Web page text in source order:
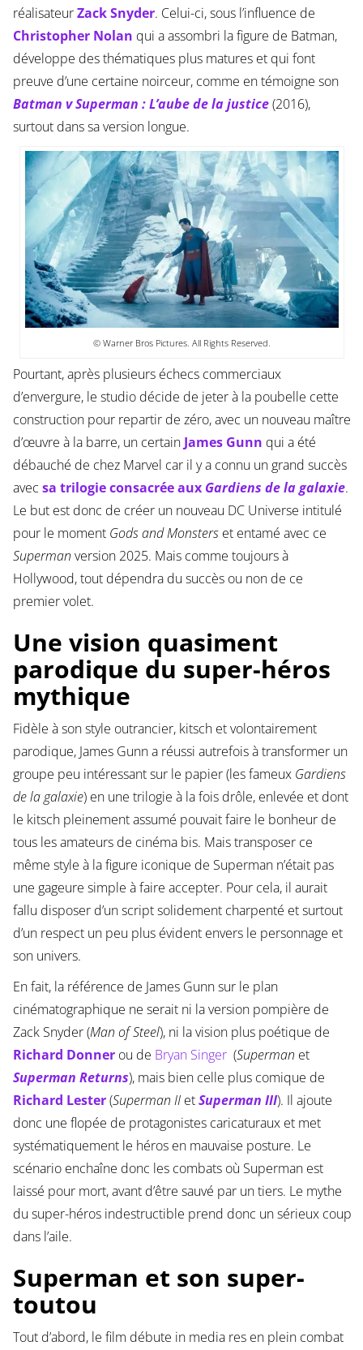
réalisateurZack Snyder. Celui-ci, sous l’influence de
Christopher Nolan qui a assombri la figure de Batman,
développe des thématiques plus matures et qui font
preuve d’une certaine noirceur, comme en témoigne son
Batman v Superman : L’aube de la justice(2016),
surtout dans sa version longue.
© Warner Bros Pictures. All Rights Reserved.
Pourtant, après plusieurs échecs commerciaux
d’envergure, le studio décide de jeter à la poubelle cette
construction pour repartir de zéro, avec un nouveau maître
d’œuvre à la barre, un certain James Gunn qui a été
débauché de chez Marvel car il y a connu un grand succès
avec sa trilogie consacrée aux Gardiens de la galaxie.
Le but est donc de créer un nouveau DC Universe intitulé
pour le moment Gods and Monsterset entamé avec ce
Superman version 2025. Mais comme toujours à
Hollywood, tout dépendra du succès ou non de ce
premier volet.
Une vision quasiment
parodique du super-héros
mythique
Fidèle à son style outrancier, kitsch et volontairement
parodique, James Gunn a réussi autrefois à transformer un
groupe peu intéressant sur le papier (les fameux Gardiens
de la galaxie) en une trilogie à la fois drôle, enlevée et dont
le kitsch pleinement assumé pouvait faire le bonheur de
tous les amateurs de cinéma bis. Mais transposer ce
même style à la figure iconique de Superman n’était pas
une gageure simple à faire accepter. Pour cela, il aurait
fallu disposer d’un script solidement charpenté et surtout
d’un respect un peu plus évident envers le personnage et
son univers.
En fait, la référence de James Gunn sur le plan
cinématographique ne serait ni la version pompière de
Zack Snyder (Man of Steel), ni la vision plus poétique de
Richard Donnerou de Bryan Singer(Superman et
Superman Returns), mais bien celle plus comique de
Richard Lester(Superman IIetSuperman III). Il ajoute
donc une flopée de protagonistes caricaturaux et met
systématiquement le héros en mauvaise posture. Le
scénario enchaîne donc les combats où Superman est
laissé pour mort, avant d’être sauvé par un tiers. Le mythe
du super-héros indestructible prend donc un sérieux coup
dans l’aile.
Superman et son super-
toutou
Tout d’abord, le film débute in media res en plein combat